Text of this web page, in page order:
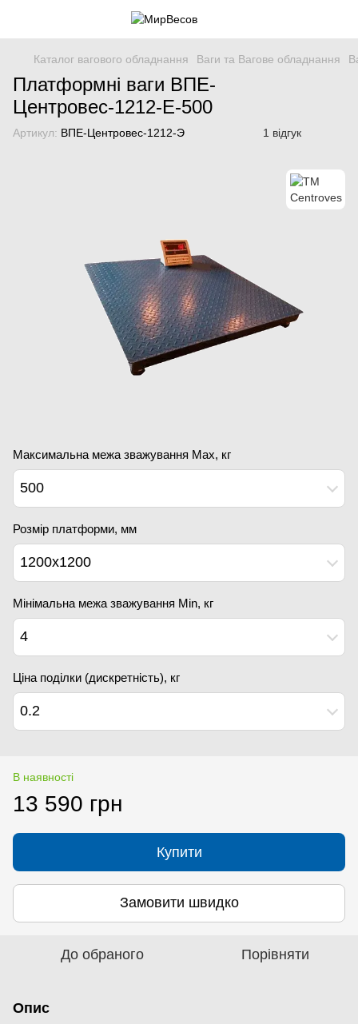
Каталог вагового обладнання Ваги та Вагове обладнання
Платформні ваги ВПЕ-
Центровес-1212-Е-500
Артикул: ВПЕ-Центровес-1212-Э 1 відгук
Максимальна межа зважування Мах, кг
500
Розмір платформи, мм
1200x1200
Мінімальна межа зважування Min, кг
4
Ціна поділки (дискретність), кг
0.2
В наявності
13 590 грн
Купити
Замовити швидко
До обраного Порівняти
Опис